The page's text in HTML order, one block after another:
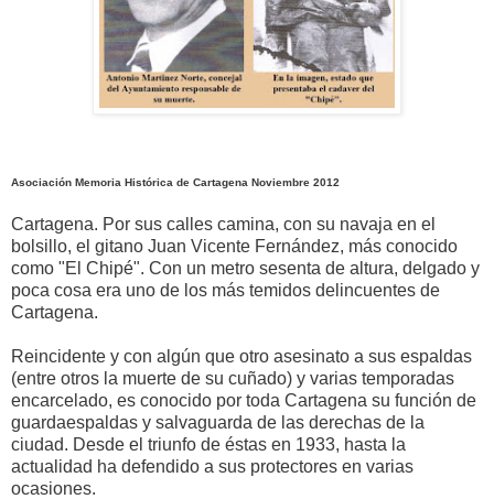
Asociación Memoria Histórica de Cartagena Noviembre 2012
Cartagena. Por sus calles camina, con su navaja en el
bolsillo, el gitano Juan Vicente Fernández, más conocido
como "El Chipé". Con un metro sesenta de altura, delgado y
poca cosa era uno de los más temidos delincuentes de
Cartagena.
Reincidente y con algún que otro asesinato a sus espaldas
(entre otros la muerte de su cuñado) y varias temporadas
encarcelado, es conocido por toda Cartagena su función de
guardaespaldas y salvaguarda de las derechas de la
ciudad. Desde el triunfo de éstas en 1933, hasta la
actualidad ha defendido a sus protectores en varias
ocasiones.